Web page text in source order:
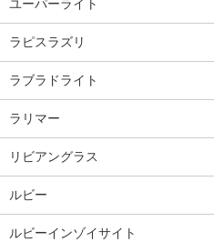
ユーパーライト
ラピスラズリ
ラブラドライト
ラリマー
リビアングラス
ルビー
ルビーインゾイサイト